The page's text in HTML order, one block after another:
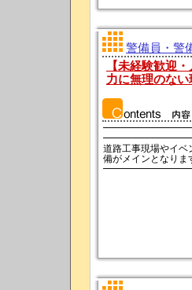
警備員・警
【未経験歓迎
力に無理のな
道路工事現場やイベ
備がメインとなりま